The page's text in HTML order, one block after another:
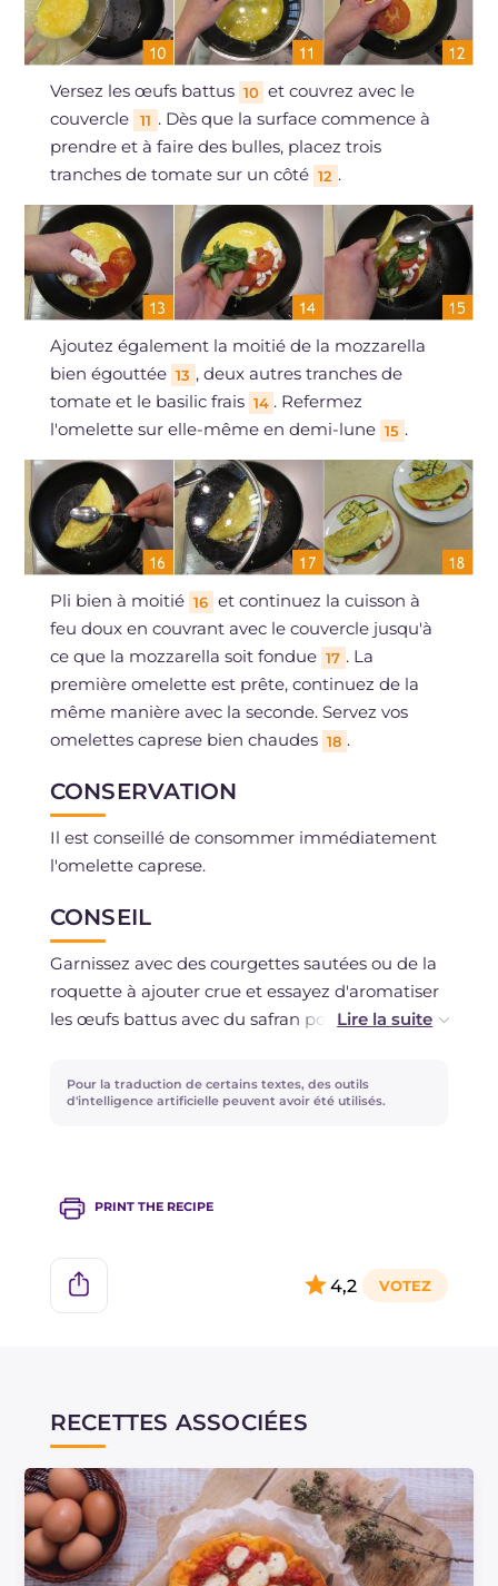
Versez les œufs battus 10 et couvrez avec le
couvercle
11 . Dès que la surface commence à
prendre et à faire des bulles, placez trois
tranches de tomate sur un côté 12 .
Ajoutez également la moitié de la mozzarella
bien égouttée 13 , deux autres tranches de
tomate et le basilic frais 14 . Refermez
l'omelette sur elle-même en demi-lune 15 .
Pli bien à moitié 16 et continuez la cuisson à
feu doux en couvrant avec le couvercle jusqu'à
ce que la mozzarella soit fondue 17 . La
première omelette est prête, continuez de la
même manière avec la seconde. Servez vos
omelettes caprese bien chaudes 18 .
CONSERVATION
Il est conseillé de consommer immédiatement
l'omelette caprese.
CONSEIL
Garnissez avec des courgettes sautées ou de la
roquette à ajouter crue et essayez d'aromatiser
les œufs battus avec du safran pour une version
Pour la traduction de certains textes, des outils
d'intelligence artificielle peuvent avoir été utilisés.
PRINT THE RECIPE
4,2
RECETTES ASSOCIÉES